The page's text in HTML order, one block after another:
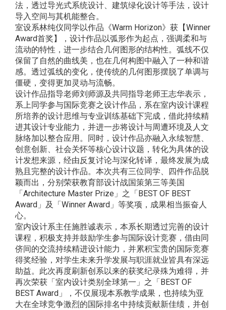
法，透过导光式系统设计、建筑绿化设计等手法，设计
导入空间与其机能整合。
室设系林纯仪同学以作品《Warm Horizon》获【Winner
Award首奖】，设计作品以弧形作为起点，强调柔和与
流动的特性，进一步结合几何图形的结构性。弧线不仅
保留了自然的曲线美，也在几何构图中融入了一种和谐
感。透过弧线的变化，使传统的几何图形摆脱了单调与
僵硬，变得更加灵动与流畅。
设计作品指导老师刘师源及共同指导老师王志华表示，
系上同学参与国际竞赛之设计作品，系在室内设计课程
所培养的设计思维与专业训练基础下完成，借此持续精
进其设计专业能力，并进一步将设计与周遭环境及人文
脉络加以整合应用。同时，设计作品亦融入永续智慧、
创意创新、社会关怀等核心设计议题，转化为具体的设
计发想来源，经由反复讨论与深化转译，最终发展为成
熟且完整的设计作品。本次共有三位同学、四件作品脱
颖而出，分别荣获教育部设计战国策第三等美国
「Architecture Master Prize」之「BEST OF BEST
Award」及「Winner Award」等奖项，成果相当振奋人
心。
室内设计系主任施胜诚表示，本系长期透过完善的设计
课程，积极支持并鼓励学生参与国际设计竞赛，借由同
侪间的交流持续精进设计能力，并累积宝贵的国际竞赛
得奖经验，对学生未来升学发展与职涯就业皆具有深远
助益。此次再度刷新创系以来的获奖纪录殊为难得，并
再次荣获「室内设计类别全球第一」之「BEST OF
BEST Award」，不仅展现本系教学成果，也持续为亚
大在全球竞争激烈的国际排名中持续贡献新佳绩，并创